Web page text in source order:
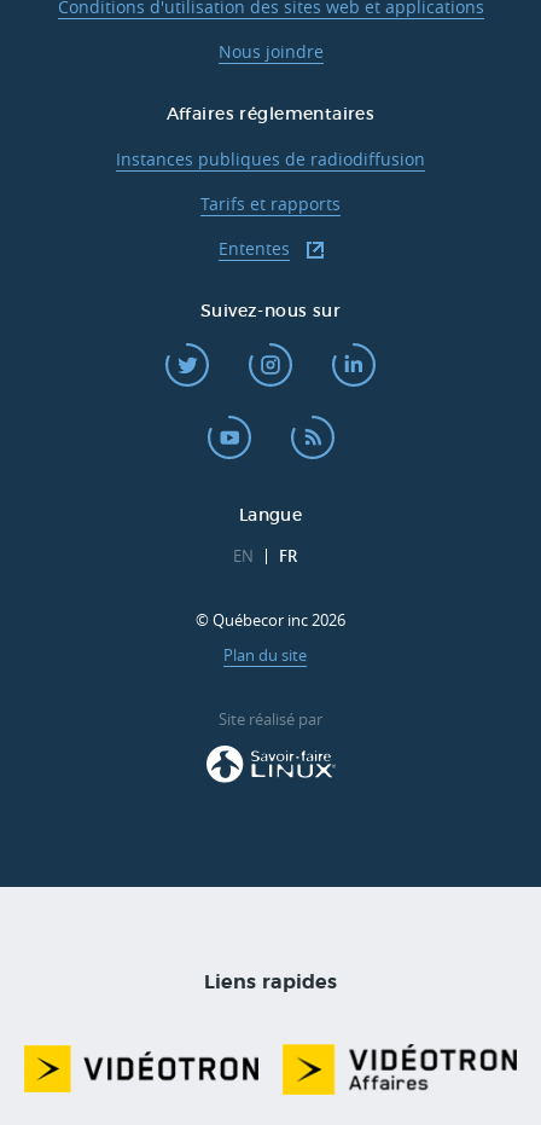
Conditions d'utilisation des sites web et applications
Nous joindre
Affaires réglementaires
Instances publiques de radiodiffusion
Tarifs et rapports
Ententes
Suivez-nous sur
Langue
EN FR
© Québecor inc 2026
Plan du site
Site réalisé par
Liens rapides